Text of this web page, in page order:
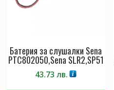
Батерия за слушалки Sena
PTC802050,Sena SLR2,SP51
43.73лв.